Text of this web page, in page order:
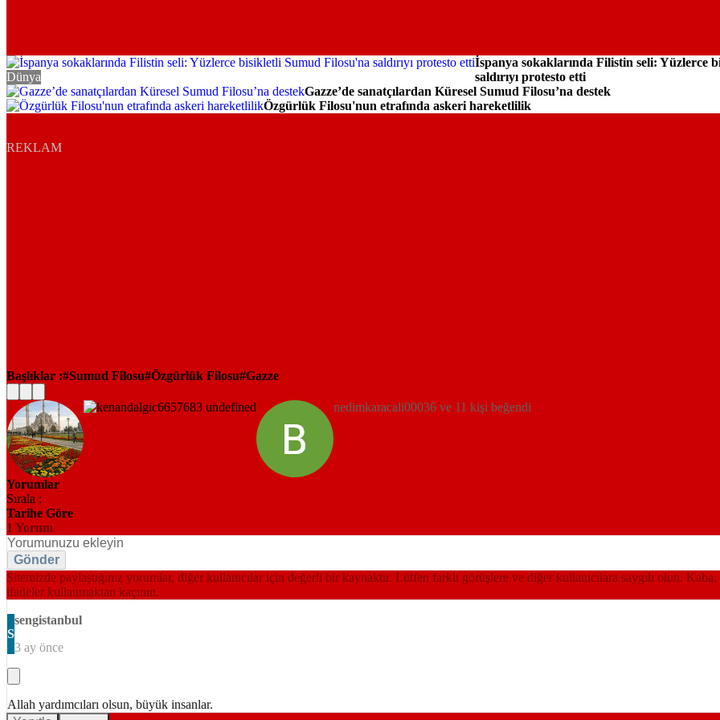
Dünya
İspanya sokaklarında Filistin seli: Yüzlerce
saldırıyı protesto etti
Dünya
Gazze’de sanatçılardan Küresel Sumud Filosu’na destek
Özgürlük Filosu'nun etrafında askeri hareketlilik
REKLAM
Başlıklar : Sumud Filosu Özgürlük Filosu Gazze
nedimkaracali00036 ve 11 kişi beğendi
Yorumlar
Sırala :
Tarihe Göre
1 Yorum
Gönder
Sitemizde paylaştığınız yorumlar, diğer kullanıcılar için değerli bir kaynaktır. Lütfen farklı görüşlere ve diğer kullanıcılara saygılı olun. Kaba,
ifadeler kullanmaktan kaçının.
S
sengistanbul
3 ay önce
Allah yardımcıları olsun, büyük insanlar.